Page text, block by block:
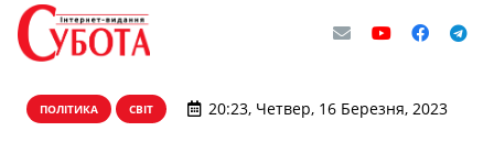
ПОЛІТИКА СВІТ 20:23, Четвер, 16 Березня, 2023